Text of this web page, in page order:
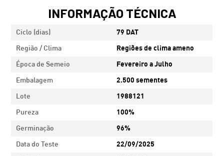
INFORMAÇÃO TÉCNICA
Ciclo (dias) 79 DAT
Região / Clima Regiões de clima ameno
Época de Semeio Fevereiro a Julho
Embalagem 2.500 sementes
Lote 1988121
Pureza 100%
Germinação 96%
Data do Teste 22/09/2025